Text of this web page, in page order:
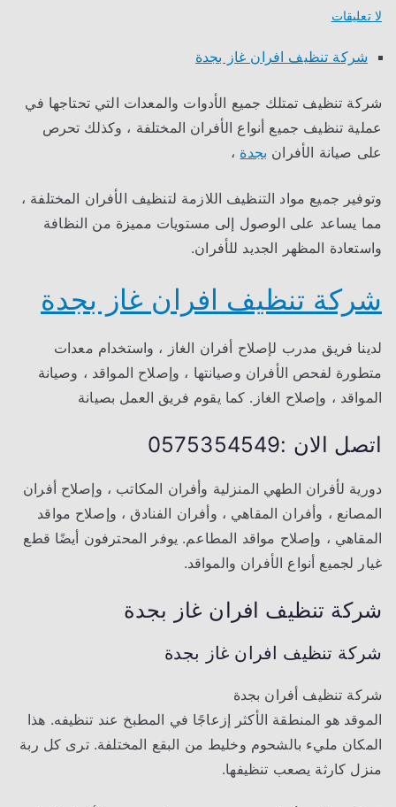
لا تعليقات
تنظيف
غاز
بجدة
شركة تنظيف افران غاز بجدة
شركة تنظيف تمتلك جميع الأدوات والمعدات التي تحتاجها في
عملية تنظيف جميع أنواع الأفران المختلفة ، وكذلك تحرص
على صيانة الأفران بجدة ،
وتوفير جميع مواد التنظيف اللازمة لتنظيف الأفران المختلفة ،
مما يساعد على الوصول إلى مستويات مميزة من النظافة
واستعادة المظهر الجديد للأفران.
شركة تنظيف افران غاز بجدة
لدينا فريق مدرب لإصلاح أفران الغاز ، واستخدام معدات
متطورة لفحص الأفران وصيانتها ، وإصلاح المواقد ، وصيانة
المواقد ، وإصلاح الغاز. كما يقوم فريق العمل بصيانة
اتصل الان :0575354549
دورية لأفران الطهي المنزلية وأفران المكاتب ، وإصلاح أفران
المصانع ، وأفران المقاهي ، وأفران الفنادق ، وإصلاح مواقد
المقاهي ، وإصلاح مواقد المطاعم. يوفر المحترفون أيضًا قطع
غيار لجميع أنواع الأفران والمواقد.
شركة تنظيف افران غاز بجدة
شركة تنظيف افران غاز بجدة
شركة تنظيف أفران بجدة
الموقد هو المنطقة الأكثر إزعاجًا في المطبخ عند تنظيفه. هذا
المكان مليء بالشحوم وخليط من البقع المختلفة. ترى كل ربة
منزل كارثة يصعب تنظيفها.